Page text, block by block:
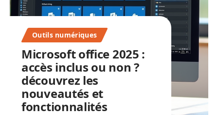
Outils numériques
Microsoft office 2025 :
accès inclus ou non ?
découvrez les
nouveautés et
fonctionnalités